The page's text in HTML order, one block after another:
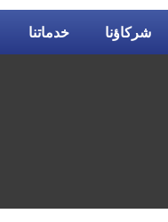
خدماتنا شركاؤنا